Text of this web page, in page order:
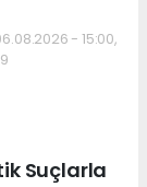
- 15:00,
Suçlarla